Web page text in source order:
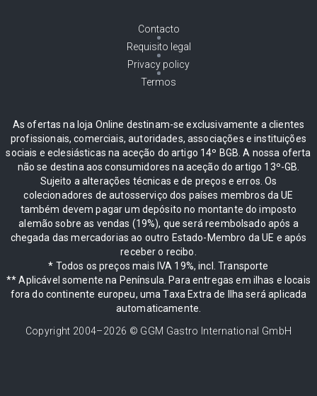
Contacto
Requisito legal
Privacy policy
Termos
As ofertas na loja Online destinam-se exclusivamente a clientes
profissionais, comerciais, autoridades, associações e instituições
sociais e eclesiásticas na aceção do artigo 14º BGB. A nossa oferta
não se destina aos consumidores na aceção do artigo 13º-GB.
Sujeito a alterações técnicas e de preços e erros. Os
colecionadores de autosserviço dos países membros da UE
também devem pagar um depósito no montante do imposto
alemão sobre as vendas (19%), que será reembolsado após a
chegada das mercadorias ao outro Estado-Membro da UE e após
receber o recibo.
* Todos os preços mais IVA 19%, incl. Transporte
** Aplicável somente na Península. Para entregas em ilhas e locais
fora do continente europeu, uma Taxa Extra de Ilha será aplicada
automaticamente.
Copyright 2004–2026 © GGM Gastro International GmbH